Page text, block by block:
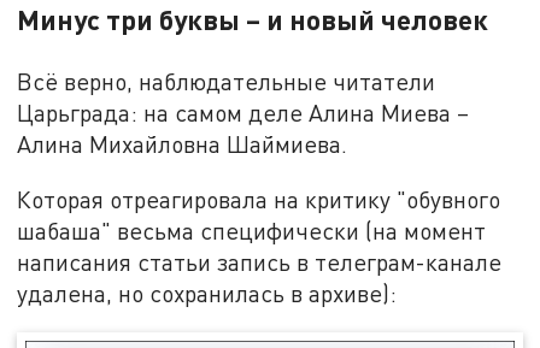
Минус три буквы – и новый человек
Всё верно, наблюдательные читатели
Царьграда: на самом деле Алина Миева –
Алина Михайловна Шаймиева.
Которая отреагировала на критику "обувного
шабаша" весьма специфически (на момент
написания статьи запись в телеграм-канале
удалена, но сохранилась в архиве):